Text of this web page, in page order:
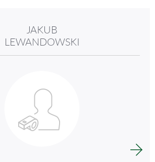
JAKUB
LEWANDOWSKI